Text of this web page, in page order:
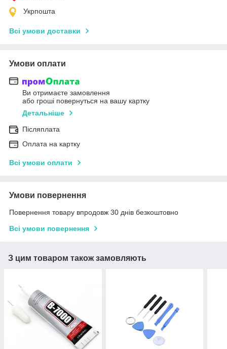
Укрпошта
Всі умови доставки
Умови оплати
Ви отримаєте замовлення
або гроші повернуться на вашу картку
Детальніше
Післяплата
Оплата на картку
Всі умови оплати
Умови повернення
Повернення товару впродовж 30 днів безкоштовно
Всі умови повернення
З цим товаром також замовляють